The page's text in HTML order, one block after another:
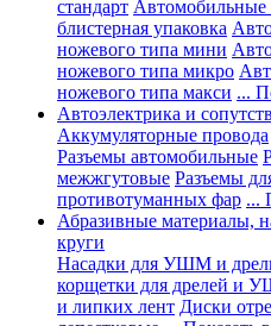
стандарт Автомобильные
блистерная упаковка
ножевого типа мини
ножевого типа микро
ножевого типа макси ...
Автоэлектрика и
Аккумуляторные провода
Разъемы автомобильные
межжгутовые Разъемы
противотуманных фар ...
Абразивные материалы,
круги
Насадки для УШМ и
корщетки для дрелей и
и липких лент Диски